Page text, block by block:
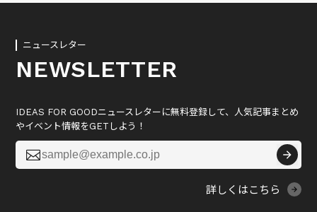
ニュースレター
NEWSLETTER
IDEAS FOR GOODニュースレターに無料登録して、人気記事まとめ
やイベント情報をGETしよう！

詳しくはこちら